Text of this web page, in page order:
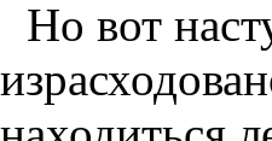
Но вот